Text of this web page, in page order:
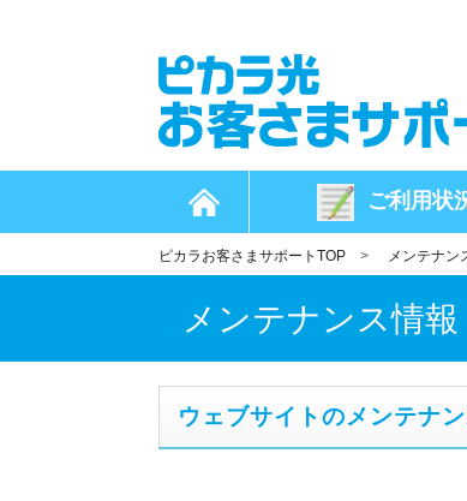
ご利用状
ピカラお客さまサポートTOP > メンテナン
メンテナンス情報
ウェブサイトのメンテナ